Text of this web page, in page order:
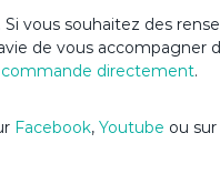
vous souhaitez des
de vous accompagner
commande directement.
Facebook, Youtube ou sur